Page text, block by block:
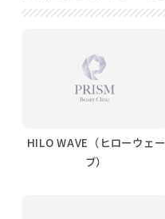
HILO WAVE（ヒローウェー
ブ）